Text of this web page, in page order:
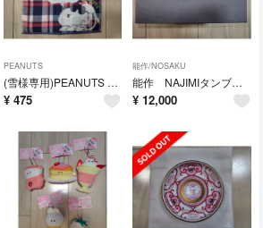
PEANUTS
(雪様専用)PEANUTS SNOOPY スヌーピー ハンドタオル
¥ 475
能作/NOSAKU
能作 NAJIMIタンブラー 2ヶセット(新品・未使用)
¥ 12,000